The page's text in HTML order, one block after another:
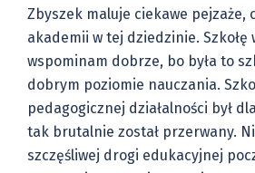
Zbyszek maluje ciekawe pejzaże,
akademii w tej dziedzinie. Szkołę
wspominam dobrze, bo była to
dobrym poziomie nauczania.
pedagogicznej działalności był
tak brutalnie został przerwany.
szczęśliwej drogi edukacyjnej